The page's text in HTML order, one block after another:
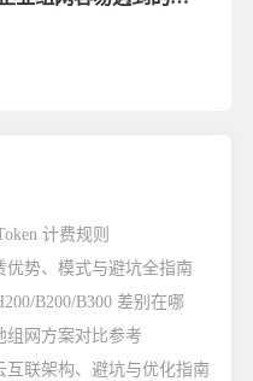
计费规则
优势、模式与避坑全指南
B200/B300 差别在哪
组网方案对比参考
联架构、避坑与优化指南